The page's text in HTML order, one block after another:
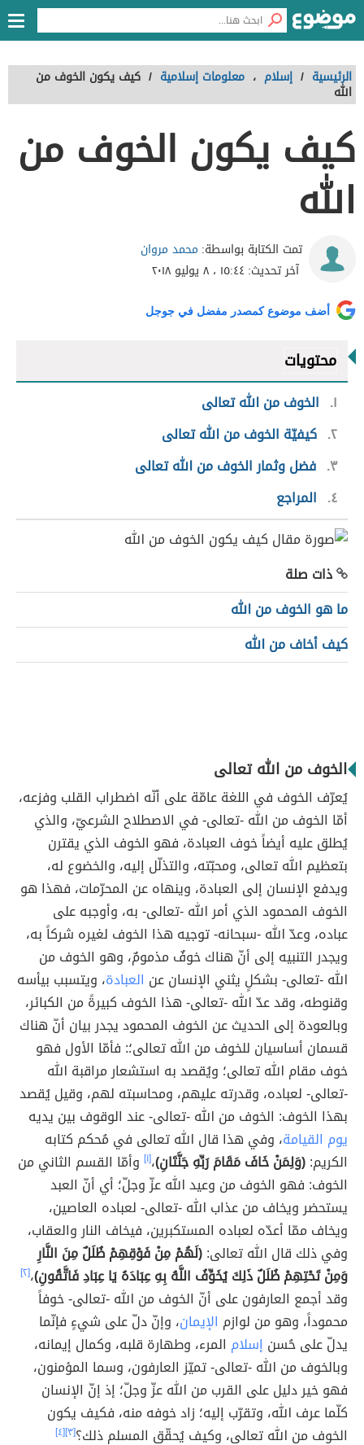
الرئيسية / إسلام ، معلومات إسلامية / كيف يكون الخوف من
الله
كيف يكون الخوف من
الله
تمت الكتابة بواسطة: محمد مروان
آخر تحديث:١٥:٤٤ ، ٨ يوليو ٢٠١٨
أضف موضوع كمصدر مفضل في جوجل
محتويات
١
الخوف من الله تعالى
٢ كيفيّة الخوف من الله تعالى
٣ فضل وثمار الخوف من الله تعالى
٤
المراجع
ذات صلة
ما هو الخوف من الله
كيف أخاف من الله
الخوف من الله تعالى
يُعرّف الخوف في اللغة عامّة على أنّه اضطراب القلب وفزعه،
أمّا الخوف من الله -تعالى- في الاصطلاح الشرعيّ، والذي
يُطلق عليه أيضاً خوف العبادة، فهو الخوف الذي يقترن
بتعظيم الله تعالى، ومحبّته، والتذلّل إليه، والخضوع له،
ويدفع الإنسان إلى العبادة، وينهاه عن المحرّمات، فهذا هو
الخوف المحمود الذي أمر الله -تعالى- به، وأوجبه على
عباده، وعدّ الله -سبحانه- توجيه هذا الخوف لغيره شركاً به،
ويجدر التنبيه إلى أنّ هناك خوفٌ مذمومٌ، وهو الخوف من
الله -تعالى- بشكلٍ يثني الإنسان عن العبادة، ويتسبب بيأسه
وقنوطه، وقد عدّ الله -تعالى- هذا الخوف كبيرةً من الكبائر،
وبالعودة إلى الحديث عن الخوف المحمود يجدر بيان أنّ هناك
قسمان أساسيان للخوف من الله تعالى؛: فأمّا الأول فهو
خوف مقام الله تعالى؛ ويُقصد به استشعار مراقبة الله
-تعالى- لعباده، وقدرته عليهم، ومحاسبته لهم، وقيل يُقصد
بهذا الخوف: الخوف من الله -تعالى- عند الوقوف بين يديه
يوم القيامة، وفي هذا قال الله تعالى في مُحكم كتابه
الكريم:(وَلِمَنْ خَافَ مَقَامَ رَبِّهِ جَنَّتَانِ)،[١] وأمّا القسم الثاني من
الخوف: فهو الخوف من وعيد الله عزّ وجلّ؛ أي أنّ العبد
يستحضر ويخاف من عذاب الله -تعالى- لعباده العاصين،
ويخاف ممّا أعدّه لعباده المستكبرين، فيخاف النار والعقاب،
وفي ذلك قال الله تعالى:(لَهُمْ مِنْ فَوْقِهِمْ ظُلَلٌ مِنَ النَّارِ
وَمِنْ تَحْتِهِمْ ظُلَلٌ ذَلِكَ يُخَوِّفُ اللَّهُ بِهِ عِبَادَهُ يَا عِبَادِ فَاتَّقُونِ)،[٢]
وقد أجمع العارفون على أنّ الخوف من الله -تعالى- خوفاً
محموداً، وهو من لوازم الإيمان، وإنّ دلّ على شيءٍ فإنّما
يدلّ على حُسن إسلام المرء، وطهارة قلبه، وكمال إيمانه،
وبالخوف من الله -تعالى- تميّز العارفون، وسما المؤمنون،
فهو خير دليل على القرب من الله عزّ وجلّ؛ إذ إنّ الإنسان
كلّما عرف الله، وتقرّب إليه؛ زاد خوفه منه، فكيف يكون
الخوف من الله تعالى، وكيف يُحقّق المسلم ذلك؟[٣] [٤]